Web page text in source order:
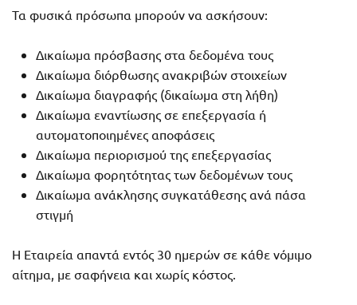
Τα φυσικά πρόσωπα μπορούν να ασκήσουν:
Δικαίωμα πρόσβασης στα δεδομένα τους
Δικαίωμα διόρθωσης ανακριβών στοιχείων
Δικαίωμα διαγραφής (δικαίωμα στη λήθη)
Δικαίωμα εναντίωσης σε επεξεργασία ή
αυτοματοποιημένες αποφάσεις
Δικαίωμα περιορισμού της επεξεργασίας
Δικαίωμα φορητότητας των δεδομένων τους
Δικαίωμα ανάκλησης συγκατάθεσης ανά πάσα
στιγμή
Η Εταιρεία απαντά εντός 30 ημερών σε κάθε νόμιμο
αίτημα, με σαφήνεια και χωρίς κόστος.